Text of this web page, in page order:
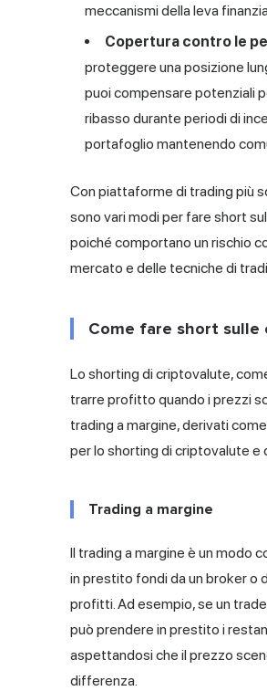
meccanismi della leva
Copertura contro le
proteggere una posizione
puoi compensare potenziali
ribasso durante periodi di
portafoglio mantenendo
Con piattaforme di trading più
sono vari modi per fare short
poiché comportano un rischio
mercato e delle tecniche di
Come fare short sulle
Lo shorting di criptovalute,
trarre profitto quando i prezzi
trading a margine, derivati
per lo shorting di criptovalute e
Trading a margine
Il trading a margine è un modo
in prestito fondi da un broker o
profitti. Ad esempio, se un
può prendere in prestito i
aspettandosi che il prezzo
differenza.